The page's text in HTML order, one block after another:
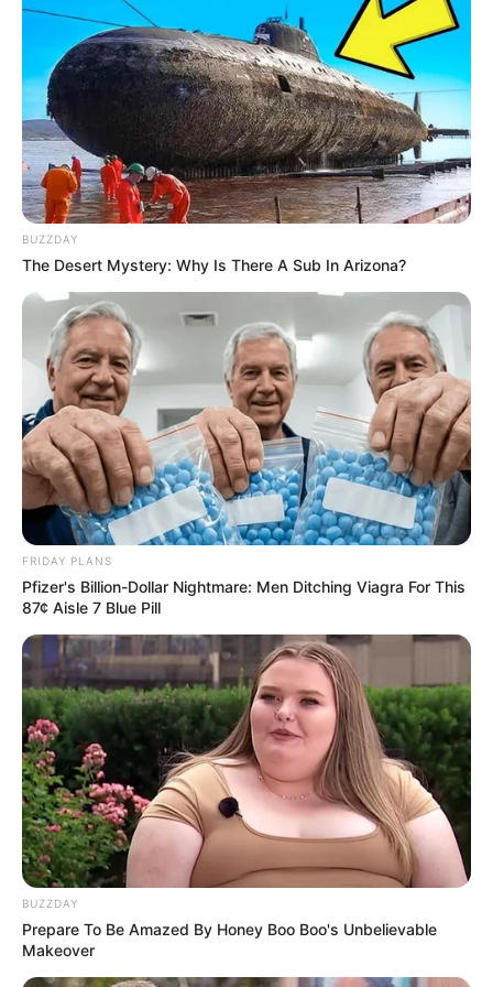
BUZZDAY
The Desert Mystery: Why Is There A Sub In Arizona?
FRIDAY PLANS
Pfizer's Billion-Dollar Nightmare: Men Ditching Viagra For This
87¢ Aisle 7 Blue Pill
BUZZDAY
Prepare To Be Amazed By Honey Boo Boo's Unbelievable
Makeover